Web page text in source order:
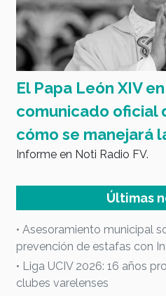
El Papa León XIV
comunicado oficial
cómo se manejará
Informe en Noti Radio FV.
Últimas
• Asesoramiento municipal
prevención de estafas con
• Liga UCIV 2026: 16 años
clubes varelenses